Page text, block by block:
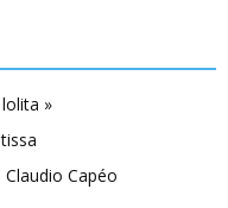
»
Claudio Capéo